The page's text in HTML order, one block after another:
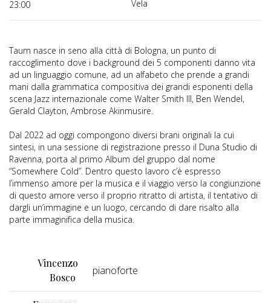
23:00
Vela
Taurn nasce in seno alla città di Bologna, un punto di
raccoglimento dove i background dei 5 componenti danno vita
ad un linguaggio comune, ad un alfabeto che prende a grandi
mani dalla grammatica compositiva dei grandi esponenti della
scena Jazz internazionale come Walter Smith III, Ben Wendel,
Gerald Clayton, Ambrose Akinmusire.
Dal 2022 ad oggi compongono diversi brani originali la cui
sintesi, in una sessione di registrazione presso il Duna Studio di
Ravenna, porta al primo Album del gruppo dal nome
“Somewhere Cold”. Dentro questo lavoro c’è espresso
l’immenso amore per la musica e il viaggio verso la congiunzione
di questo amore verso il proprio ritratto di artista, il tentativo di
dargli un’immagine e un luogo, cercando di dare risalto alla
parte immaginifica della musica.
Vincenzo
Bosco
pianoforte